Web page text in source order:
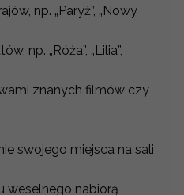
np. „Paryż”, „Nowy
np. „Róża”, „Lilia”,
znanych filmów czy
swojego miejsca na sali
weselnego nabiorą